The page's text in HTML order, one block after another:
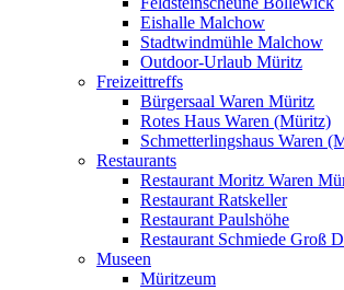
Eishalle Malchow
Stadtwindmühle Malchow
Outdoor-Urlaub Müritz
Freizeittreffs
Bürgersaal Waren Müritz
Rotes Haus Waren (Müritz)
Schmetterlingshaus Waren
Restaurants
Restaurant Moritz Waren
Restaurant Ratskeller
Restaurant Paulshöhe
Restaurant Schmiede Groß
Museen
Müritzeum